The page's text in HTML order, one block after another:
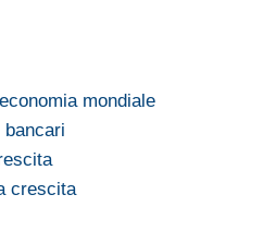
mondiale
crescita